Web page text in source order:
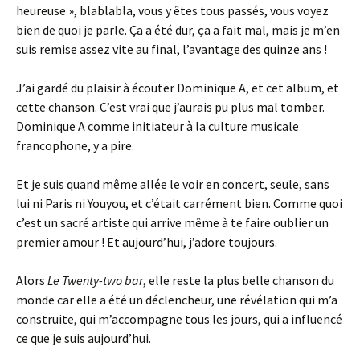
heureuse », blablabla, vous y êtes tous passés, vous voyez
bien de quoi je parle. Ça a été dur, ça a fait mal, mais je m’en
suis remise assez vite au final, l’avantage des quinze ans !
J’ai gardé du plaisir à écouter Dominique A, et cet album, et
cette chanson. C’est vrai que j’aurais pu plus mal tomber.
Dominique A comme initiateur à la culture musicale
francophone, y a pire.
Et je suis quand même allée le voir en concert, seule, sans
lui ni Paris ni Youyou, et c’était carrément bien. Comme quoi
c’est un sacré artiste qui arrive même à te faire oublier un
premier amour ! Et aujourd’hui, j’adore toujours.
Alors Le Twenty-two bar, elle reste la plus belle chanson du
monde car elle a été un déclencheur, une révélation qui m’a
construite, qui m’accompagne tous les jours, qui a influencé
ce que je suis aujourd’hui.